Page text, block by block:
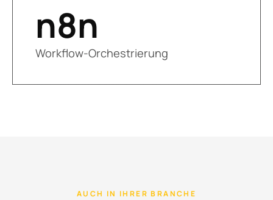
n8n
Workflow-Orchestrierung
AUCH IN IHRER BRANCHE